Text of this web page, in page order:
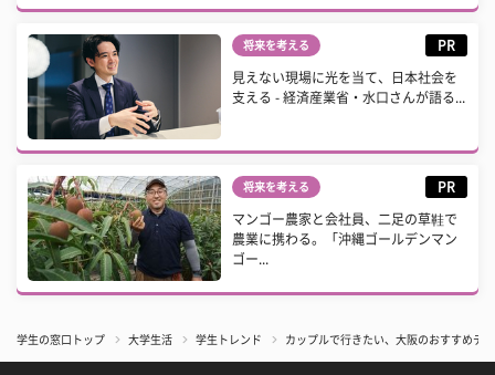
将来を考える PR
見えない現場に光を当て、日本社会を
支える - 経済産業省・水口さんが語る...
将来を考える PR
マンゴー農家と会社員、二足の草鞋で
農業に携わる。「沖縄ゴールデンマン
ゴー...
学生の窓口トップ 大学生活 学生トレンド カップルで行きたい、大阪のおすすめデ